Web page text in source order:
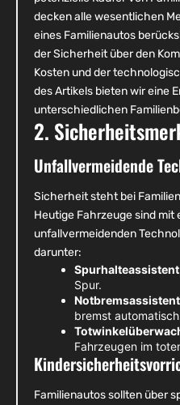
decken alle wesentlichen
eines Familienautos
der Sicherheit über den
Kosten und der
des Artikels bieten wir eine
unterschiedlichen
2.
Unfallvermeidende
Sicherheit steht bei
Heutige Fahrzeuge sind mit
unfallvermeidenden
darunter:
Spur.
bremst
Fahrzeugen im
Familienautos sollten über